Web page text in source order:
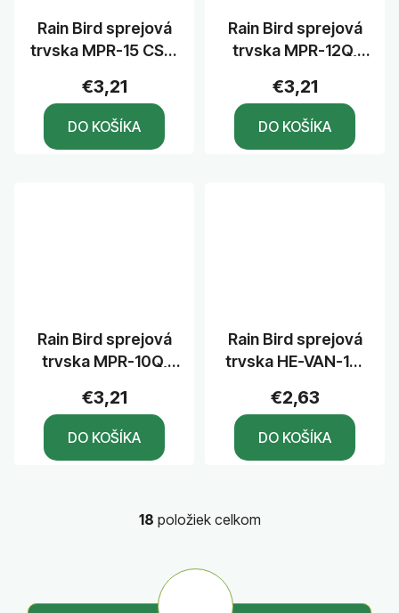
Rain Bird sprejová
tryska MPR-15 CST,
1,2 x 9,2 m
€3,21
DO KOŠÍKA
Rain Bird sprejová
tryska MPR-12Q,
3,7 m
€3,21
DO KOŠÍKA
Rain Bird sprejová
tryska MPR-10Q,
3,1 m
€3,21
DO KOŠÍKA
Rain Bird sprejová
tryska HE-VAN-10,
dostrek 3,0 m
€2,63
DO KOŠÍKA
O
l
18 položiek celkom